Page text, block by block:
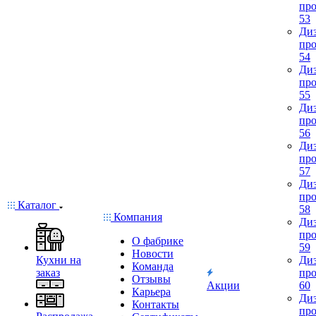
Каталог
Кухни на
заказ
Компания
О фабрике
Новости
Команда
Отзывы
Карьера
Контакты
Акции
53
54
55
56
57
58
59
60